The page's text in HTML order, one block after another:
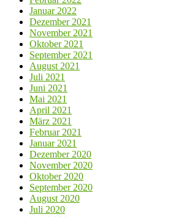
Januar 2022
Dezember 2021
November 2021
Oktober 2021
September 2021
August 2021
Juli 2021
Juni 2021
Mai 2021
April 2021
März 2021
Februar 2021
Januar 2021
Dezember 2020
November 2020
Oktober 2020
September 2020
August 2020
Juli 2020